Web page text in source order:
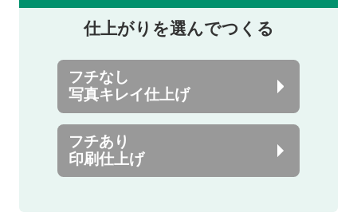
仕上がりを選んでつくる
フチなし
写真キレイ仕上げ
フチあり
印刷仕上げ